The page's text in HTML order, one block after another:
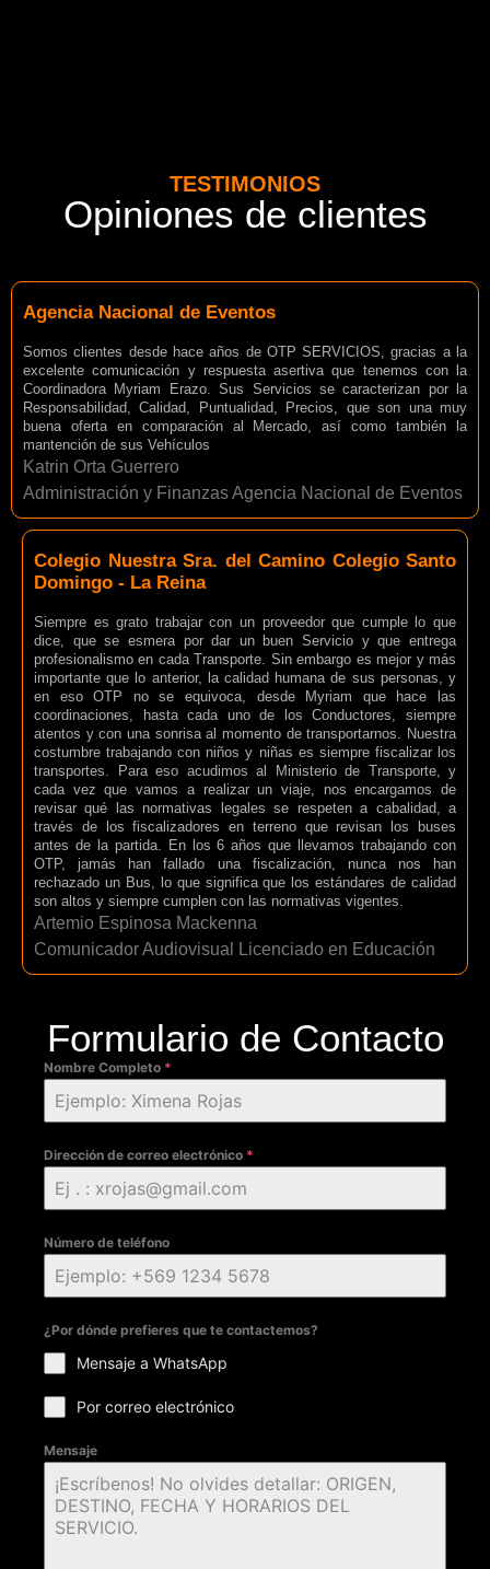
TESTIMONIOS
Opiniones de clientes
Agencia Nacional de Eventos
Somos clientes desde hace años de OTP SERVICIOS, gracias a la
excelente comunicación y respuesta asertiva que tenemos con la
Coordinadora Myriam Erazo. Sus Servicios se caracterizan por la
Responsabilidad, Calidad, Puntualidad, Precios, que son una muy
buena oferta en comparación al Mercado, así como también la
mantención de sus Vehículos
Katrin Orta Guerrero
Administración y Finanzas Agencia Nacional de Eventos
Colegio Nuestra Sra. del Camino Colegio Santo
Domingo - La Reina
Siempre es grato trabajar con un proveedor que cumple lo que
dice, que se esmera por dar un buen Servicio y que entrega
profesionalismo en cada Transporte. Sin embargo es mejor y más
importante que lo anterior, la calidad humana de sus personas, y
en eso OTP no se equivoca, desde Myriam que hace las
coordinaciones, hasta cada uno de los Conductores, siempre
atentos y con una sonrisa al momento de transportarnos. Nuestra
costumbre trabajando con niños y niñas es siempre fiscalizar los
transportes. Para eso acudimos al Ministerio de Transporte, y
cada vez que vamos a realizar un viaje, nos encargamos de
revisar qué las normativas legales se respeten a cabalidad, a
través de los fiscalizadores en terreno que revisan los buses
antes de la partida. En los 6 años que llevamos trabajando con
OTP, jamás han fallado una fiscalización, nunca nos han
rechazado un Bus, lo que significa que los estándares de calidad
son altos y siempre cumplen con las normativas vigentes.
Artemio Espinosa Mackenna
Comunicador Audiovisual Licenciado en Educación
Formulario de Contacto
Nombre Completo *
Dirección de correo electrónico *
Número de teléfono
¿Por dónde prefieres que te contactemos?
Mensaje a WhatsApp
Por correo electrónico
Mensaje